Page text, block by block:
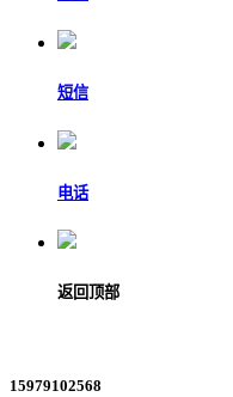
短信
电话
返回顶部
15979102568